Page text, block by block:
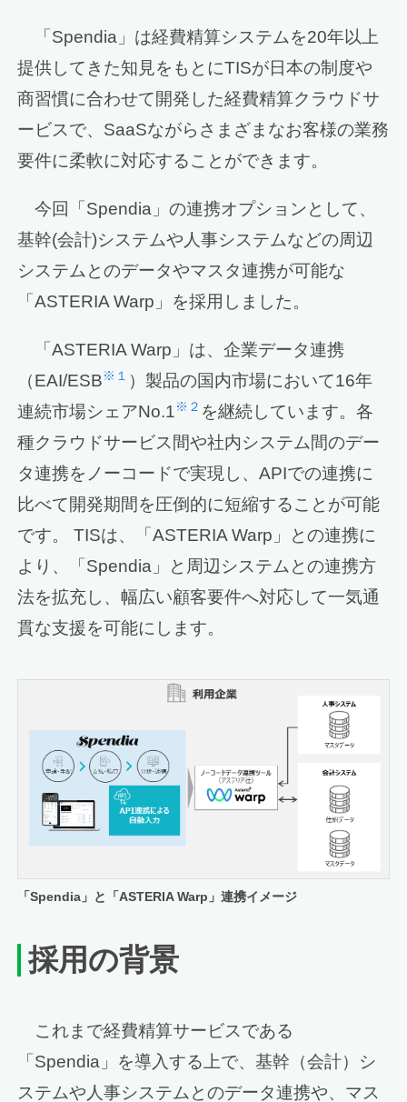
「Spendia」は経費精算システムを20年以上
提供してきた知見をもとにTISが日本の制度や
商習慣に合わせて開発した経費精算クラウドサ
ービスで、SaaSながらさまざまなお客様の業務
要件に柔軟に対応することができます。
今回「Spendia」の連携オプションとして、
基幹(会計)システムや人事システムなどの周辺
システムとのデータやマスタ連携が可能な
「ASTERIA Warp」を採用しました。
「ASTERIA Warp」は、企業データ連携
（EAI/ESB※１ ）製品の国内市場において16年
連続市場シェアNo.1※２ を継続しています。各
種クラウドサービス間や社内システム間のデー
タ連携をノーコードで実現し、APIでの連携に
比べて開発期間を圧倒的に短縮することが可能
です。 TISは、「ASTERIA Warp」との連携に
より、「Spendia」と周辺システムとの連携方
法を拡充し、幅広い顧客要件へ対応して一気通
貫な支援を可能にします。
「Spendia」と「ASTERIA Warp」連携イメージ
採用の背景
これまで経費精算サービスである
「Spendia」を導入する上で、基幹（会計）シ
ステムや人事システムとのデータ連携や、マス